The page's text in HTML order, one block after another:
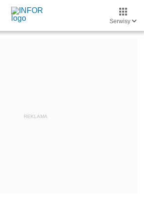
Serwisy